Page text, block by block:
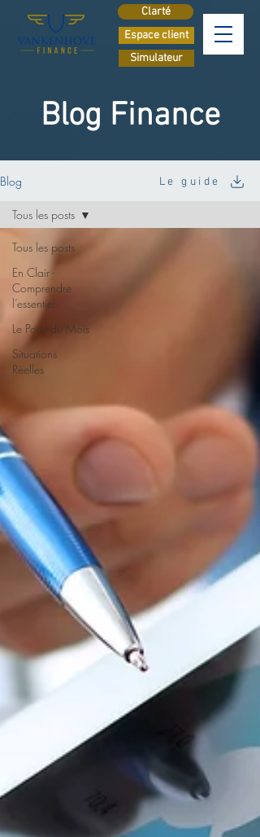
Espace client
Simulateur
Clarté
Blog Finance
Blog
Tous les posts
En Clair -
Comprendre
l’essentiel
Le Point du Mois
Situations
Réelles
Tous les posts
Le guide